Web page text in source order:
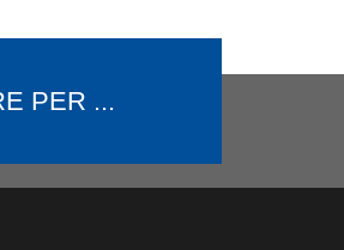
PER ...